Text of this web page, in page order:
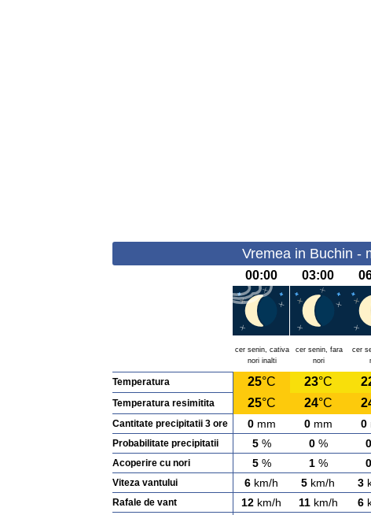
Vremea in Buchin -
00:00 03:00
cer senin, cativa
nori inalti
cer senin, fara
nori
cer
Temperatura 25°C 23°C
Temperatura resimitita 25°C 24°C
Cantitate precipitatii 3 ore 0mm 0mm 0
Probabilitate precipitatii 5% 0% 0
Acoperire cu nori 5% 1% 0
Viteza vantului 6 km/h 5 km/h 3
Rafale de vant 12 km/h 11km/h 6